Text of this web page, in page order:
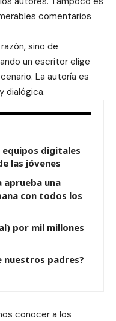
comentarios
sino de
un escritor elige
La autoría es
dialógica.
equipos digitales
las jóvenes
aprueba una
con todos los
por mil millones
nuestros padres?
conocer a los